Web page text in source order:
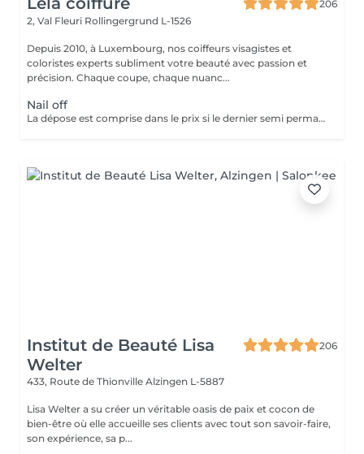
206
2, Val Fleuri Rollingergrund L-1526
Depuis 2010, à Luxembourg, nos coiffeurs visagistes et
coloristes experts subliment votre beauté avec passion et
précision. Chaque coupe, chaque nuanc...
Nail off
La dépose est comprise dans le prix si le dernier semi permanent a été fait au salon.
Institut de Beauté Lisa
Welter
206
433, Route de Thionville Alzingen L-5887
Lisa Welter a su créer un véritable oasis de paix et cocon de
bien-être où elle accueille ses clients avec tout son savoir-faire,
son expérience, sa p...